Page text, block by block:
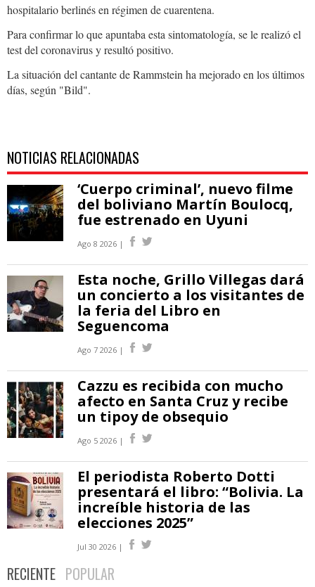
hospitalario berlinés en régimen de cuarentena.
Para confirmar lo que apuntaba esta sintomatología, se le realizó el
test del coronavirus y resultó positivo.
La situación del cantante de Rammstein ha mejorado en los últimos
días, según "Bild".
NOTICIAS RELACIONADAS
‘Cuerpo criminal’, nuevo filme
del boliviano Martín Boulocq,
fue estrenado en Uyuni
Ago 8 2026 |
Esta noche, Grillo Villegas dará
un concierto a los visitantes de
la feria del Libro en
Seguencoma
Ago 7 2026 |
Cazzu es recibida con mucho
afecto en Santa Cruz y recibe
un tipoy de obsequio
Ago 5 2026 |
El periodista Roberto Dotti
presentará el libro: “Bolivia. La
increíble historia de las
elecciones 2025”
Jul 30 2026 |
RECIENTE POPULAR